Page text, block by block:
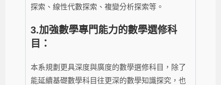
探索、線性代數探索、複變分析探索等。
3.加強數學專門能力的數學選修科
目：
本系規劃更具深度與廣度的數學選修科目，除了
能延續基礎數學科目往更深的數學知識探究，也